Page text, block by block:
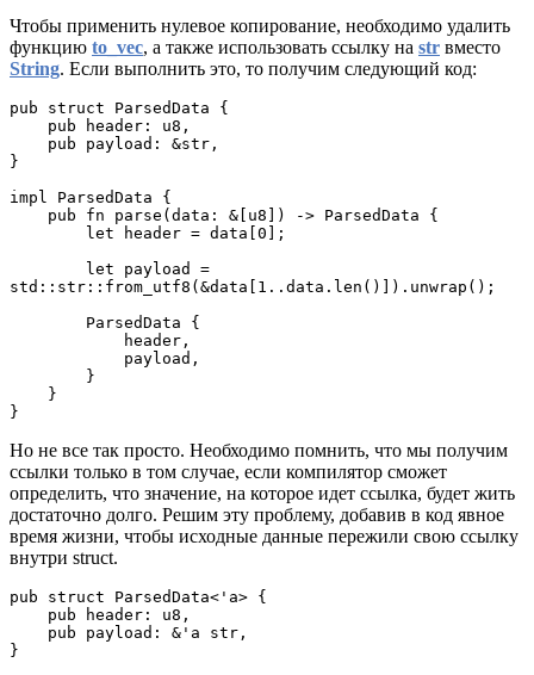
Чтобы применить нулевое копирование, необходимо удалить
функцию to_vec, а также использовать ссылку на str вместо
String. Если выполнить это, то получим следующий код:
pub struct ParsedData {
    pub header: u8,
    pub payload: &str,
}
impl ParsedData {
    pub fn parse(data: &[u8]) -> ParsedData {
        let header = data[0];
std::str::from_utf8(&data[1..data.len()]).unwrap();
        ParsedData {
            header,
            payload,
        }
    }
}
Но не все так просто. Необходимо помнить, что мы получим
ссылки только в том случае, если компилятор сможет
определить, что значение, на которое идет ссылка, будет жить
достаточно долго. Решим эту проблему, добавив в код явное
время жизни, чтобы исходные данные пережили свою ссылку
внутри struct.
pub struct ParsedData<'a> {
    pub header: u8,
    pub payload: &'a str,
}